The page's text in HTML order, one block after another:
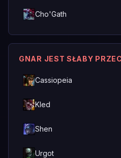
Cho'Gath
GNAR JEST SŁABY
Cassiopeia
Kled
Shen
Urgot